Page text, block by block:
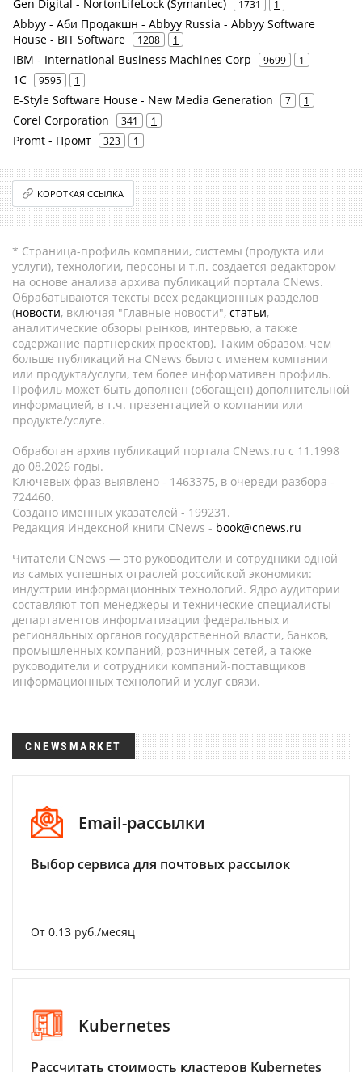
Gen Digital - NortonLifeLock (Symantec) 1731 1
Abbyy - Аби Продакшн - Abbyy Russia - Abbyy Software
House - BIT Software
1208 1
IBM - International Business Machines Corp 9699 1
1С 9595 1
E-Style Software House - New Media Generation 7 1
Corel Corporation 341 1
Promt - Промт 323 1
КОРОТКАЯ ССЫЛКА
* Страница-профиль компании, системы (продукта или
услуги), технологии, персоны и т.п. создается редактором
на основе анализа архива публикаций портала CNews.
Обрабатываются тексты всех редакционных разделов
(новости, включая "Главные новости", статьи,
аналитические обзоры рынков, интервью, а также
содержание партнёрских проектов). Таким образом, чем
больше публикаций на CNews было с именем компании
или продукта/услуги, тем более информативен профиль.
Профиль может быть дополнен (обогащен) дополнительной
информацией, в т.ч. презентацией о компании или
продукте/услуге.
Обработан архив публикаций портала CNews.ru c 11.1998
до 08.2026 годы.
Ключевых фраз выявлено - 1463375, в очереди разбора -
724460.
Создано именных указателей - 199231.
Редакция Индексной книги CNews - book@cnews.ru
Читатели CNews — это руководители и сотрудники одной
из самых успешных отраслей российской экономики:
индустрии информационных технологий. Ядро аудитории
составляют топ-менеджеры и технические специалисты
департаментов информатизации федеральных и
региональных органов государственной власти, банков,
промышленных компаний, розничных сетей, а также
руководители и сотрудники компаний-поставщиков
информационных технологий и услуг связи.
CNEWSMARKET
Email-рассылки
Выбор сервиса для почтовых рассылок
От 0.13 руб./месяц
Kubernetes
Рассчитать стоимость кластеров Kubernetes